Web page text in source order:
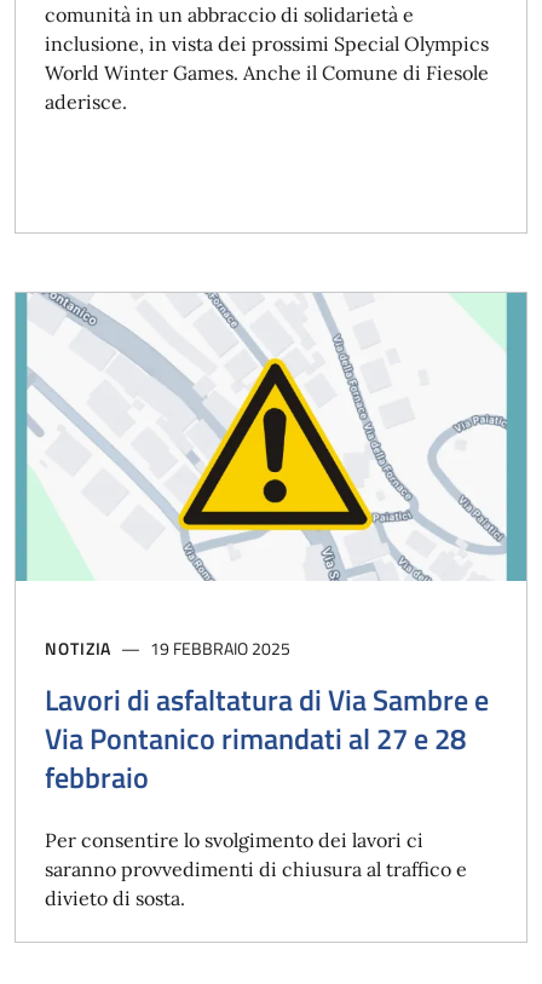
comunità in un abbraccio di solidarietà e
inclusione, in vista dei prossimi Special Olympics
World Winter Games. Anche il Comune di Fiesole
aderisce.
NOTIZIA 19 FEBBRAIO 2025
Lavori di asfaltatura di Via Sambre e
Via Pontanico rimandati al 27 e 28
febbraio
Per consentire lo svolgimento dei lavori ci
saranno provvedimenti di chiusura al traffico e
divieto di sosta.